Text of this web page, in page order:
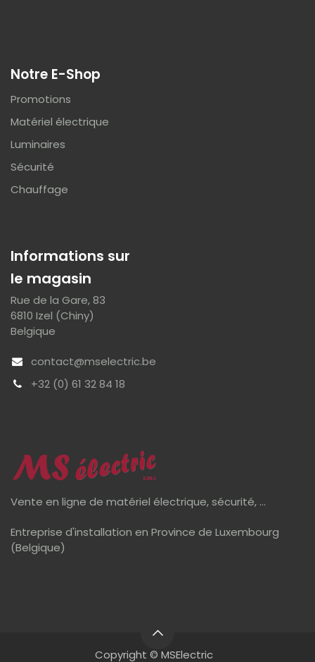
Informations sur
le magasin
Rue de la Gare, 83
6810 Izel (Chiny)
Belgique
contact@mselectric.be
+32 (0) 61 32 84 18
Vente en ligne de matériel électrique, sécurité, ...
Entreprise d'installation en Province de Luxembourg
(Belgique)
Notre E-Shop
Promotions
Matériel électrique
Luminaires
Sécurité
Chauffage
Copyright © MSElectric